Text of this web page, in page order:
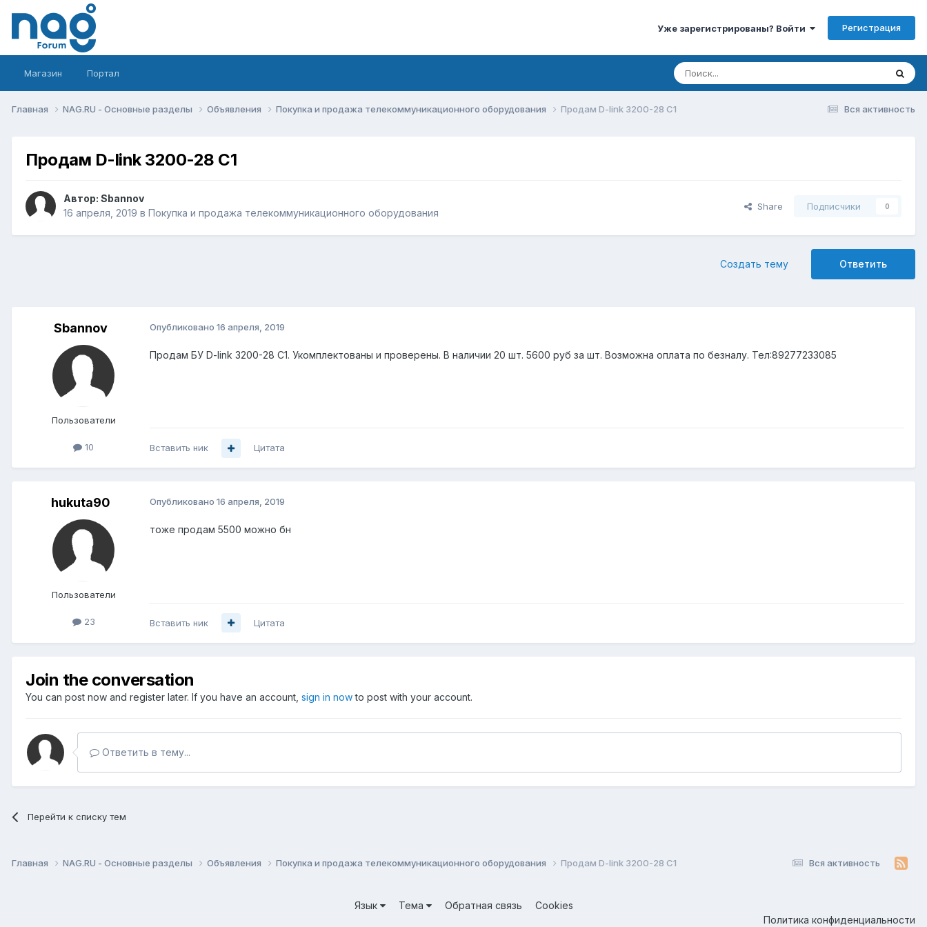
Уже зарегистрированы? Войти Регистрация
Магазин Портал
Вся активность
Главная NAG.RU - Основные разделы Объявления Покупка и продажа телекоммуникационного оборудования Продам D-link 3200-28 С1
Продам D-link 3200-28 С1
Автор: Sbannov
16 апреля, 2019 в Покупка и продажа телекоммуникационного оборудования
Share Подписчики 0
Ответить
Создать тему
Sbannov
Пользователи
10
Опубликовано 16 апреля, 2019
Продам БУ D-link 3200-28 С1. Укомплектованы и проверены. В наличии 20 шт. 5600 руб за шт. Возможна оплата по безналу. Тел:89277233085
Вставить ник Цитата
hukuta90
Пользователи
23
Опубликовано 16 апреля, 2019
тоже продам 5500 можно бн
Вставить ник Цитата
Join the conversation
You can post now and register later. If you have an account, sign in nowto post with your account.
Ответить в тему...
Перейти к списку тем
Вся активность
Главная NAG.RU - Основные разделы Объявления Покупка и продажа телекоммуникационного оборудования Продам D-link 3200-28 С1
Язык Тема Обратная связь
Cookies
Политика конфиденциальности